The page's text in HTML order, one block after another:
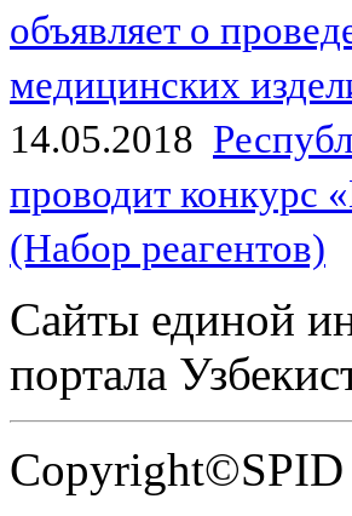
объявляет о
медицинских
14.05.2018
проводит конкурс
(Набор реагентов)
Сайты единой
портала
Copyright©SPID